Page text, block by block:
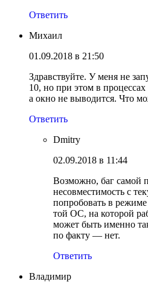
Ответить
Михаил
01.09.2018 в 21:50
Здравствуйте. У меня не
10, но при этом в
а окно не выводится. Что
Ответить
Dmitry
02.09.2018 в 11:44
Возможно, баг самой
несовместимость с
попробовать в режиме
той ОС, на которой
может быть именно
по факту — нет.
Ответить
Владимир